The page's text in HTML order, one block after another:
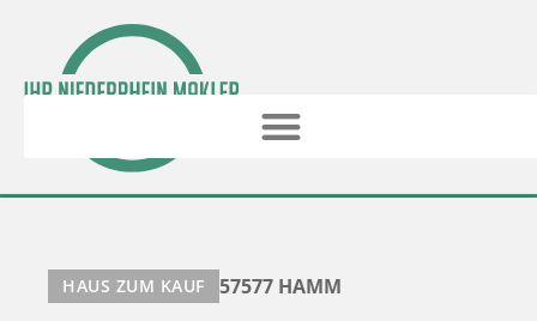
HAUS ZUM KAUF 57577 HAMM